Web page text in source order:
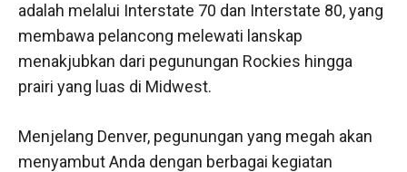
adalah melalui Interstate 70 dan Interstate 80, yang
membawa pelancong melewati lanskap
menakjubkan dari pegunungan Rockies hingga
prairi yang luas di Midwest.
Menjelang Denver, pegunungan yang megah akan
menyambut Anda dengan berbagai kegiatan